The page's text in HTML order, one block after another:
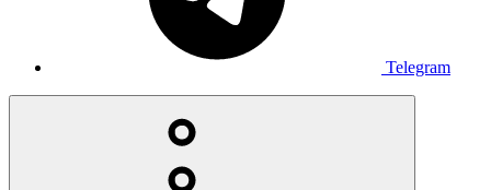
Telegram